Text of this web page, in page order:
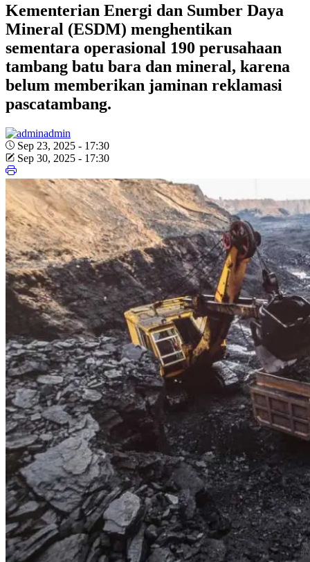
Kementerian Energi dan Sumber Daya
Mineral (ESDM) menghentikan
sementara operasional 190 perusahaan
tambang batu bara dan mineral, karena
belum memberikan jaminan reklamasi
pascatambang.
admin
Sep 23, 2025 - 17:30
Sep 30, 2025 - 17:30